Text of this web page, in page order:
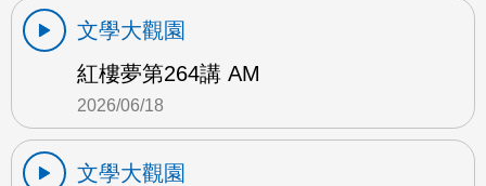
文學大觀園
紅樓夢第264講 AM
2026/06/18
文學大觀園